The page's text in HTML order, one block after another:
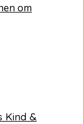
om
Kind &